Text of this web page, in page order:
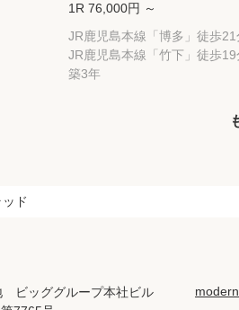
1R 76,000円 ～
JR鹿児島本線「博多」徒歩21
JR鹿児島本線「竹下」徒歩19
築3年
ド
ビッググループ本社ビル